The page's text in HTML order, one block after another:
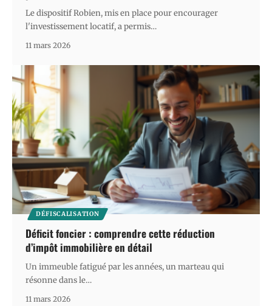
Le dispositif Robien, mis en place pour encourager
l'investissement locatif, a permis…
11 mars 2026
DÉFISCALISATION
Déficit foncier : comprendre cette réduction
d’impôt immobilière en détail
Un immeuble fatigué par les années, un marteau qui
résonne dans le…
11 mars 2026